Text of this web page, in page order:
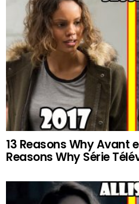
13 Reasons Why Avant
Reasons Why Série